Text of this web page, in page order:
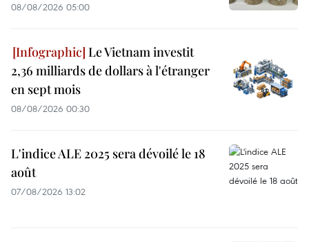
08/08/2026 05:00
Le Vietnam investit
2,36 milliards de dollars à l'étranger
en sept mois
08/08/2026 00:30
L'indice ALE 2025 sera dévoilé le 18
août
07/08/2026 13:02